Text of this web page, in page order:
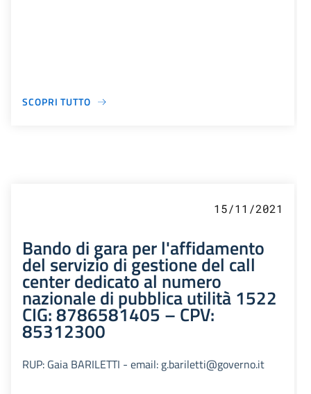
SCOPRI TUTTO
15/11/2021
Bando di gara per l'affidamento
del servizio di gestione del call
center dedicato al numero
nazionale di pubblica utilità 1522
CIG: 8786581405 – CPV:
85312300
RUP: Gaia BARILETTI - email: g.bariletti@governo.it